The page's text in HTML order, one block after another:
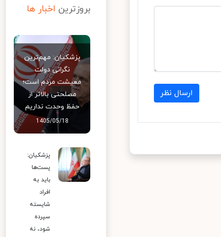
ارسال نظر
بروزترین اخبار ها
پزشکیان: مهم‌ترین
نگرانی دولت
معیشت مردم است؛
مصلحتی بالاتر از
حفظ وحدت نداریم
1405/05/18
پزشکیان:
پست‌ها
باید به
افراد
شایسته
سپرده
شود، نه